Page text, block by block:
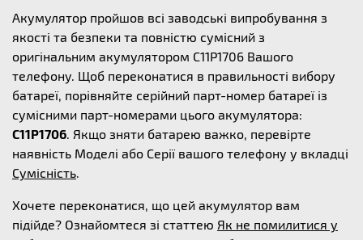
Акумулятор пройшов всі заводські випробування з
якості та безпеки та повністю сумісний з
оригінальним акумулятором C11P1706 Вашого
телефону. Щоб переконатися в правильності вибору
батареї, порівняйте серійний парт-номер батареї із
сумісними парт-номерами цього акумулятора:
C11P1706. Якщо зняти батарею важко, перевірте
наявність Моделі або Серії вашого телефону у вкладці
Сумісність.
Хочете переконатися, що цей акумулятор вам
підійде? Ознайомтеся зі статтею Як не помилитися у